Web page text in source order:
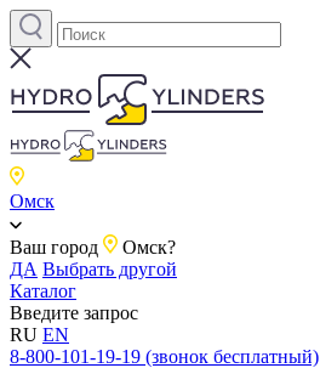
Омск
Ваш город
Омск?
ДА Выбрать другой
Каталог
Введите запрос
RU EN
8-800-101-19-19 (звонок бесплатный)